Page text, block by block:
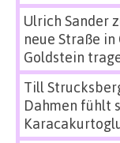
Ulrich Sander
neue Straße
Goldstein
Till
Dahmen fühlt